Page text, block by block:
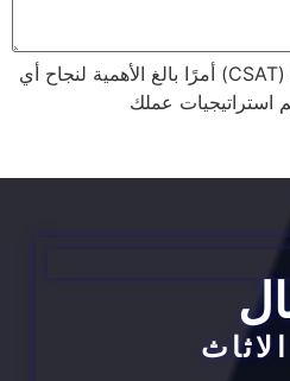
رضا العملاء يعتبر رضا العملاء (CSAT) أمرًا بالغ الأهمية لنجاح أي
عملك